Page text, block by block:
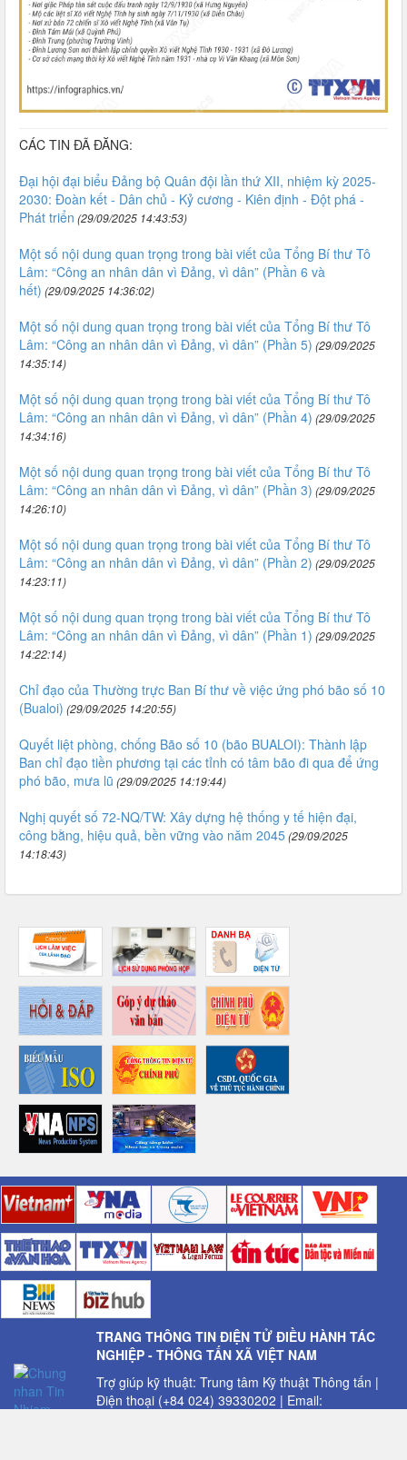
CÁC TIN ĐÃ ĐĂNG:
Đại hội đại biểu Đảng bộ Quân đội lần thứ XII, nhiệm kỳ 2025-
2030: Đoàn kết - Dân chủ - Kỷ cương - Kiên định - Đột phá -
Phát triển (29/09/2025 14:43:53)
Một số nội dung quan trọng trong bài viết của Tổng Bí thư Tô
Lâm: “Công an nhân dân vì Đảng, vì dân” (Phần 6 và
hết) (29/09/2025 14:36:02)
Một số nội dung quan trọng trong bài viết của Tổng Bí thư Tô
Lâm: “Công an nhân dân vì Đảng, vì dân” (Phần 5) (29/09/2025
14:35:14)
Một số nội dung quan trọng trong bài viết của Tổng Bí thư Tô
Lâm: “Công an nhân dân vì Đảng, vì dân” (Phần 4) (29/09/2025
14:34:16)
Một số nội dung quan trọng trong bài viết của Tổng Bí thư Tô
Lâm: “Công an nhân dân vì Đảng, vì dân” (Phần 3) (29/09/2025
14:26:10)
Một số nội dung quan trọng trong bài viết của Tổng Bí thư Tô
Lâm: “Công an nhân dân vì Đảng, vì dân” (Phần 2) (29/09/2025
14:23:11)
Một số nội dung quan trọng trong bài viết của Tổng Bí thư Tô
Lâm: “Công an nhân dân vì Đảng, vì dân” (Phần 1) (29/09/2025
14:22:14)
Chỉ đạo của Thường trực Ban Bí thư về việc ứng phó bão số 10
(Bualoi) (29/09/2025 14:20:55)
Quyết liệt phòng, chống Bão số 10 (bão BUALOI): Thành lập
Ban chỉ đạo tiền phương tại các tỉnh có tâm bão đi qua để ứng
phó bão, mưa lũ (29/09/2025 14:19:44)
Nghị quyết số 72-NQ/TW: Xây dựng hệ thống y tế hiện đại,
công bằng, hiệu quả, bền vững vào năm 2045(29/09/2025
14:18:43)
TRANG THÔNG TIN ĐIỆN TỬ ĐIỀU HÀNH TÁC
NGHIỆP - THÔNG TẤN XÃ VIỆT NAM
Trợ giúp kỹ thuật: Trung tâm Kỹ thuật Thông tấn |
Điện thoại (+84 024) 39330202 | Email: